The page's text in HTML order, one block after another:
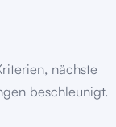
nächste
beschleunigt.